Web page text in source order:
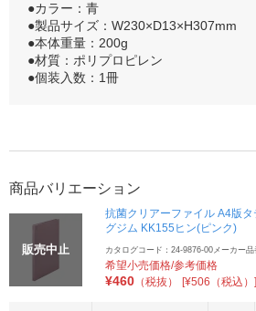
●カラー：青
●製品サイズ：W230×D13×H307mm
●本体重量：200g
●材質：ポリプロピレン
●個装入数：1冊
商品バリエーション
販売中止
抗菌クリアーファイル A4版
グジム KK155ヒン(ピンク)
カタログコード：24-9876-00メーカー
希望小売価格/参考価格
¥460 （税抜） [¥506（税込）]